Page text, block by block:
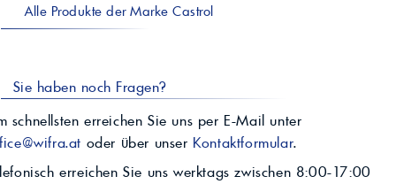
Alle Produkte der Marke Castrol
Sie haben noch Fragen?
schnellsten erreichen Sie uns per E-Mail unter
oder über unser Kontaktformular.
erreichen Sie uns werktags zwischen 8:00-17:00